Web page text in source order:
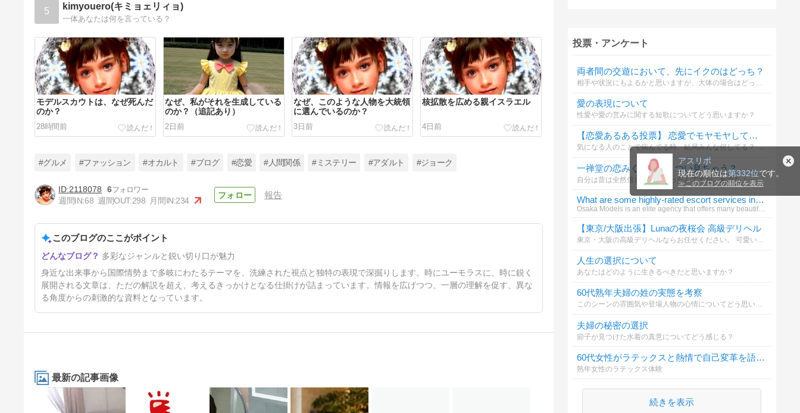
アスリポ
現在の順位は第332位です。
≫このブログの順位を表示
5 kimyouero(キミョェリィョ)
一体あなたは何を言っている？
モデルスカウトは、なぜ死んだ
のか？
28時間前
なぜ、私がそれを生成している
のか？（追記あり）
2日前
なぜ、このような人物を大統領
に選んでいるのか？
3日前
核拡散を広める親イスラエル
4日前
学生
5日前
#グルメ #ファッション #オカルト #ブログ #恋愛 #人間関係 #ミステリー #アダルト #ジョーク
2118078
6
週間IN:68 週間OUT:298 月間IN:234
報告
このブログのここがポイント
多彩なジャンルと鋭い切り口が魅力
身近な出来事から国際情勢まで多岐にわたるテーマを、洗練された視点と独特の表現で深掘りします。時にユーモラスに、時に鋭く
展開される文章は、ただの解説を超え、考えるきっかけとなる仕掛けが詰まっています。情報を広げつつ、一層の理解を促す、異な
る角度からの刺激的な資料となっています。
最新の記事画像
投票・アンケート
両者間の交遊において、先にイクのはどっち？
相手や状況にもよるかと思いますが、大体の場合はどっちかを書いてもらった方が参考になります。複数回答可なので、あてはまるものすべてを選択してもらってもよいです。
愛の表現について
性愛や愛の営みに関する短歌についてどう思いますか？
【恋愛あるある投票】 恋愛でモヤモヤしてる時、ついやってしまうことは？
気になる人のことで病んでる時、結局みんな何してる？ 夜になると急に考えすぎて、何回も見ちゃう時ありませんか…？ 自分も、寝る前につい見てしまうのがこれ↓ https://www.ichizenn.com/koi-mikuji/
一禅堂の恋みくじって、つい見ちゃう？
自分は昔は全然信じない派だったんですが、最近ちょっと面白くてハマってます笑 特に日本って、神社のおみくじ文化が昔からあるから、「恋みくじ」も結構相性いい気がする。 最近友達の間で話題になってたのが、一禅堂の恋みくじサイト。
What are some highly-rated escort services in Japa
Osaka Models is an elite agency that offers many beautiful escorts worldwide. Our main locations Japan
【東京/大阪出張】Lunaの夜桜会 高級デリヘル
東京・大阪の高級デリヘルならお任せください。 可愛い子・美人揃いの厳選嬢を即日ご案内！ 安心・安全・スピーディーな対応。 ご予約はこちら↓ Telegram: @av6777 | Gleezy: jpv266
人生の選択について
あなたはどのように生きるべきだと思いますか？
60代熟年夫婦の姓の実態を考察
このシーンの雰囲気や登場人物の心情についてどう思いますか？
夫婦の秘密の選択
節子が見つけた水着の真意についてどう感じる？
60代女性がラテックスと熱情で自己変革を語る経験談
熟年女性のラテックス体験
続きを表示